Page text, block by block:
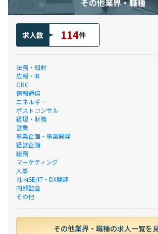
その他業界・職種
求人数 114件
法務・知財
広報・IR
GRC
情報通信
エネルギー
ポストコンサル
経理・財務
営業
事業企画・事業開発
経営企画
総務
マーケティング
人事
社内SE/IT・DX関連
内部監査
その他
その他業界・職種の求人一覧を